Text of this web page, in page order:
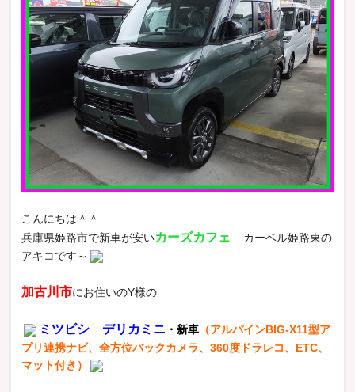
こんにちは＾＾
兵庫県姫路市で新車が安いカーズカフェ
カーベル姫路東の
アキコです～
加古川市にお住いのY様の
ミツビシ デリカミニ ・新車（アルパインBIG-X11型ア
プリ連携ナビ、全方位バックカメラ、360度ドラレコ、ETC、
マット付き）